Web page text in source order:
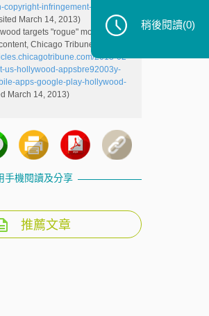
infringement-in-
March 14, 2013)
targets "rogue" mobile apps
Chicago Tribune , February
2013-02-
us-hollywood-appsbre92003y-
apps-google-play-hollywood-
March 14, 2013)
手機閱讀及分享
推薦文章
稍後閱讀(0)